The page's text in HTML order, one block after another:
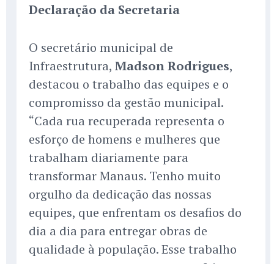
Declaração da Secretaria
O secretário municipal de
Infraestrutura, Madson Rodrigues,
destacou o trabalho das equipes e o
compromisso da gestão municipal.
“Cada rua recuperada representa o
esforço de homens e mulheres que
trabalham diariamente para
transformar Manaus. Tenho muito
orgulho da dedicação das nossas
equipes, que enfrentam os desafios do
dia a dia para entregar obras de
qualidade à população. Esse trabalho